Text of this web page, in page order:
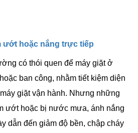
ướt hoặc nắng trực tiếp
có thói quen để máy giặt ở
ban công, nhằm tiết kiệm diện
giặt vận hành. Nhưng những
ướt hoặc bị nước mưa, ánh nắng
dẫn đến giảm độ bền, chập cháy